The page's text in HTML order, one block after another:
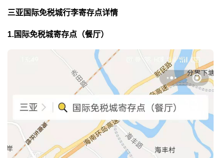
三亚国际免税城行李寄存点详情
1.国际免税城寄存点（餐厅）